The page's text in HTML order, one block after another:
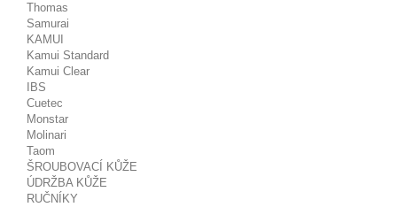
Thomas
Samurai
KAMUI
Kamui Standard
Kamui Clear
IBS
Cuetec
Monstar
Molinari
Taom
ŠROUBOVACÍ KŮŽE
ÚDRŽBA KŮŽE
RUČNÍKY